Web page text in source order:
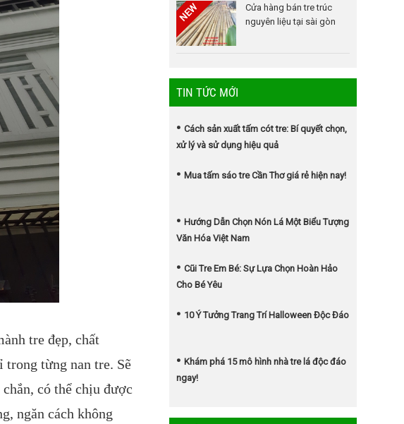
tre đẹp, chất
từng nan tre. Sẽ
có thể chịu được
ngăn cách không
Cửa hàng bán tre trúc
nguyên liệu tại sài gòn
TIN TỨC MỚI
Cách sản xuất tấm cót tre: Bí quyết chọn,
xử lý và sử dụng hiệu quả
Mua tấm sáo tre Cần Thơ giá rẻ hiện nay!
Hướng Dẫn Chọn Nón Lá Một Biểu Tượng
Văn Hóa Việt Nam
Cũi Tre Em Bé: Sự Lựa Chọn Hoàn Hảo
Cho Bé Yêu
10 Ý Tưởng Trang Trí Halloween Độc Đáo
Khám phá 15 mô hình nhà tre lá độc đáo
ngay!